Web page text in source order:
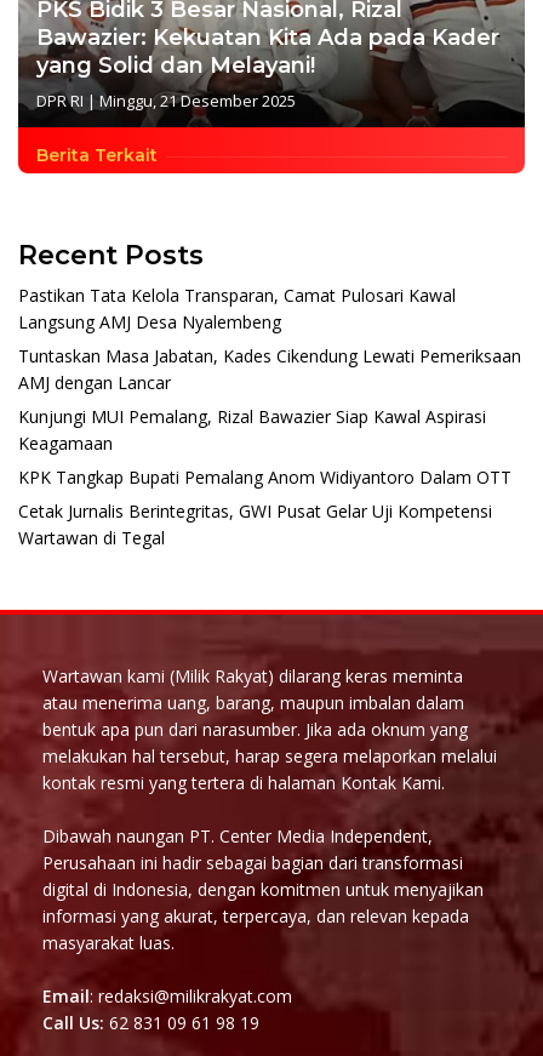
PKS Bidik 3 Besar Nasional, Rizal
Bawazier: Kekuatan Kita Ada pada Kader
yang Solid dan Melayani!
DPR RI | Minggu, 21 Desember 2025
Berita Terkait
Recent Posts
Pastikan Tata Kelola Transparan, Camat Pulosari Kawal
Langsung AMJ Desa Nyalembeng
Tuntaskan Masa Jabatan, Kades Cikendung Lewati Pemeriksaan
AMJ dengan Lancar
Kunjungi MUI Pemalang, Rizal Bawazier Siap Kawal Aspirasi
Keagamaan
KPK Tangkap Bupati Pemalang Anom Widiyantoro Dalam OTT
Cetak Jurnalis Berintegritas, GWI Pusat Gelar Uji Kompetensi
Wartawan di Tegal
Wartawan kami (Milik Rakyat) dilarang keras meminta
atau menerima uang, barang, maupun imbalan dalam
bentuk apa pun dari narasumber. Jika ada oknum yang
melakukan hal tersebut, harap segera melaporkan melalui
kontak resmi yang tertera di halaman Kontak Kami.
Dibawah naungan PT. Center Media Independent,
Perusahaan ini hadir sebagai bagian dari transformasi
digital di Indonesia, dengan komitmen untuk menyajikan
informasi yang akurat, terpercaya, dan relevan kepada
masyarakat luas.
Email: redaksi@milikrakyat.com
Call Us: 62 831 09 61 98 19